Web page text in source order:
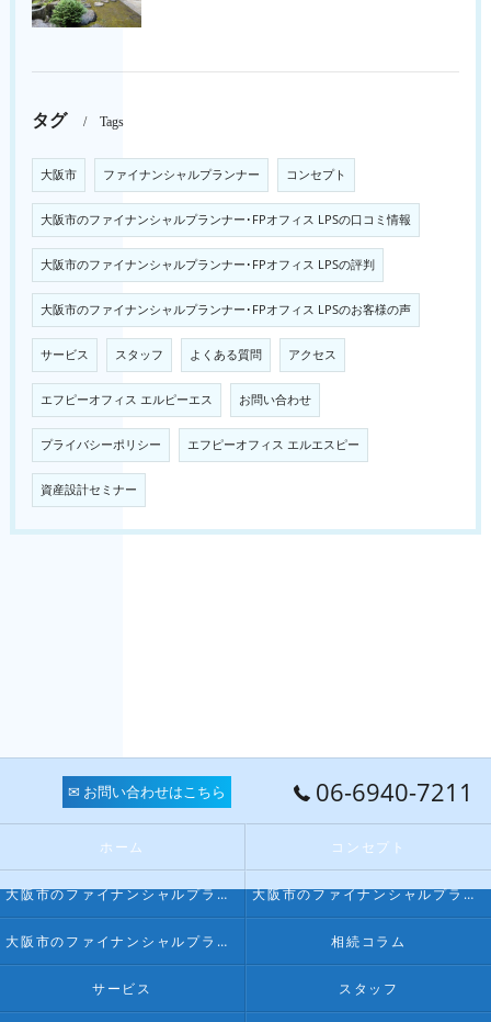
タグ Tags
大阪市 ファイナンシャルプランナー コンセプト
大阪市のファイナンシャルプランナー･FPオフィス LPSの口コミ情報
大阪市のファイナンシャルプランナー･FPオフィス LPSの評判
大阪市のファイナンシャルプランナー･FPオフィス LPSのお客様の声
サービス スタッフ よくある質問 アクセス
エフピーオフィス エルピーエス お問い合わせ
プライバシーポリシー エフピーオフィス エルエスピー
資産設計セミナー
✉ お問い合わせはこちら 06-6940-7211
ホーム コンセプト
大阪市のファイナンシャルプランナー･FPオフィス LPSの口コミ情報 大阪市のファイナンシャルプランナー･FPオフィス LPSの評判
大阪市のファイナンシャルプランナー･FPオフィス LPSのお客様の声 相続コラム
サービス スタッフ